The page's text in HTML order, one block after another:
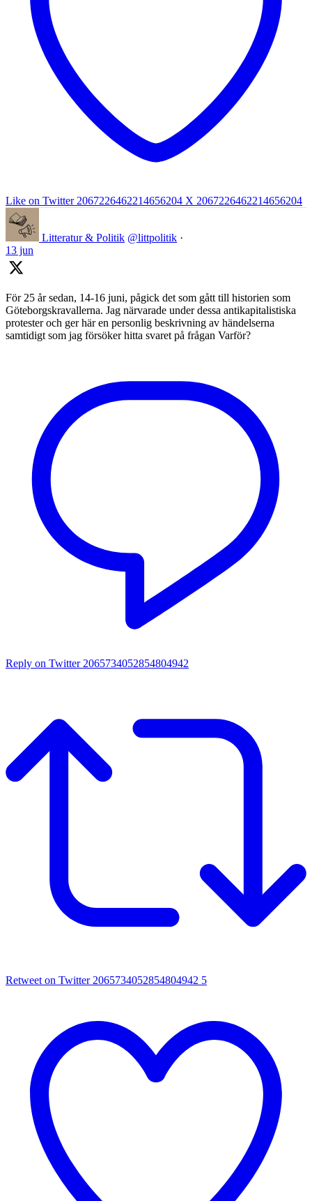
Like on Twitter 2067226462214656204 X 2067226462214656204
Litteratur & Politik @littpolitik ·
13 jun
För 25 år sedan, 14-16 juni, pågick det som gått till historien som
Göteborgskravallerna. Jag närvarade under dessa antikapitalistiska
protester och ger här en personlig beskrivning av händelserna
samtidigt som jag försöker hitta svaret på frågan Varför?
Reply on Twitter 2065734052854804942
Retweet on Twitter 2065734052854804942 5